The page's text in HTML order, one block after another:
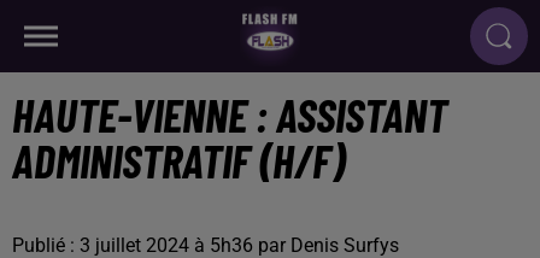
HAUTE-VIENNE : ASSISTANT
ADMINISTRATIF (H/F)
Publié : 3 juillet 2024 à 5h36 par Denis Surfys